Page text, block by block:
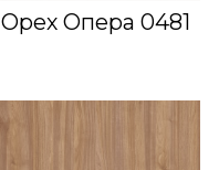
Орех Опера 0481